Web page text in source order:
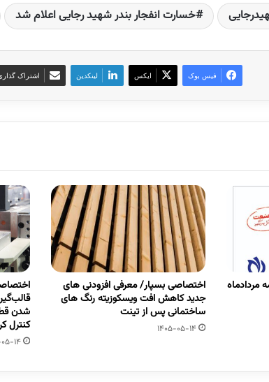
خسارت انفجار بندر شهید رجایی اعلام شد
فیس بوک ایکس لینکدین اشتراک
286 در نیمه مردادماه
اختصاصی بسپار/ معرفی افزودنی های
جدید کاهش افت ویسکوزیته رنگ های
ساختمانی پس از تینت
1405-05-14
شدن
کنترل
14